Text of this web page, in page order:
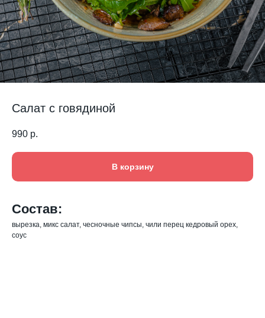
Салат с говядиной
990 р.
В корзину
Состав:
вырезка, микс салат, чесночные чипсы, чили перец кедровый орех,
соус